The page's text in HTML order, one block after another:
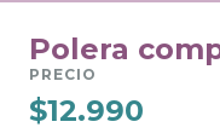
Polera
PRECIO
$12.990